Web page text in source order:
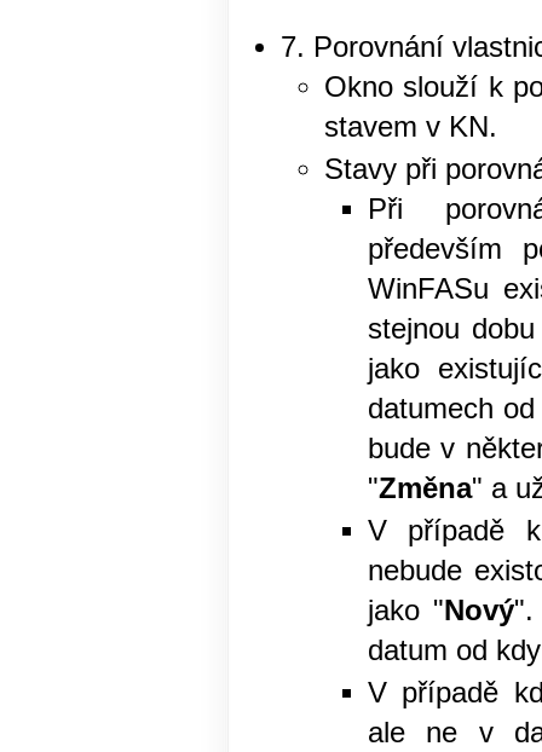
7. Porovnání
Okno slouží k
stavem v KN.
Stavy při
Při
především
WinFASu
stejnou
jako
datumech
bude v
"Změna" a
V případě
nebude
jako "Nový".
datum od
V případě
ale ne v